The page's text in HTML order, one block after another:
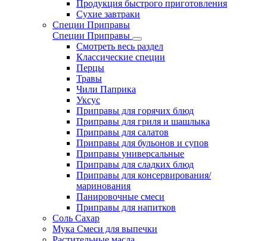
Продукция быстрого приготовления
Сухие завтраки
Специи Приправы
Специи Приправы
Смотреть весь раздел
Классические специи
Перцы
Травы
Чили Паприка
Уксус
Приправы для горячих блюд
Приправы для гриля и шашлыка
Приправы для салатов
Приправы для бульонов и супов
Приправы универсальные
Приправы для сладких блюд
Приправы для консервирования/
маринования
Панировочные смеси
Приправы для напитков
Соль Сахар
Мука Смеси для выпечки